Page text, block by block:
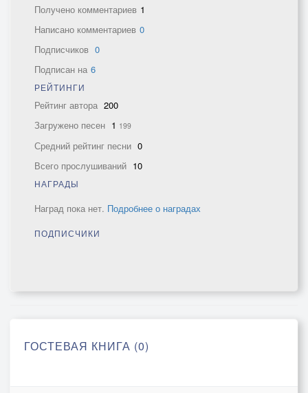
Получено комментариев 1
Написано комментариев 0
Подписчиков 0
Подписан на 6
РЕЙТИНГИ
Рейтинг автора 200
Загружено песен 1 199
Средний рейтинг песни 0
Всего прослушиваний 10
НАГРАДЫ
Наград пока нет. Подробнее о наградах
ПОДПИСЧИКИ
ГОСТЕВАЯ КНИГА (0)